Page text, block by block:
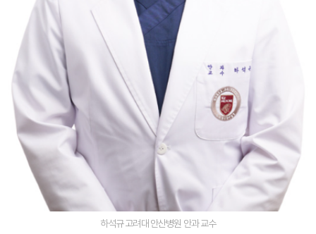
하석규 고려대 안산병원 안과 교수